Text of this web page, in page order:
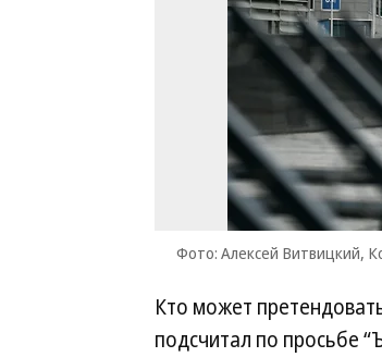
Фото: Алексей Витвицкий,
Кто может
подсчитал по просьбе